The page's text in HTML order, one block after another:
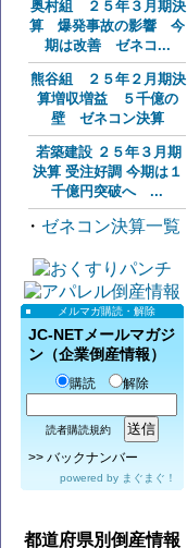
奥村組 ２５年３月期決
算 爆発事故の影響 今
期は改善 ゼネコ...
熊谷組 ２５年２月期決
算増収増益 ５千億の
壁 ゼネコン決算
若築建設 ２５年３月期
決算 受注好調 今期は１
千億円突破へ ...
・ ゼネコン決算一覧
メルマガ購読・解除
JC-NETメールマガジ
ン（企業倒産情報）
購読 解除
読者購読規約
>> バックナンバー
powered by まぐまぐ！
都道府県別倒産情報